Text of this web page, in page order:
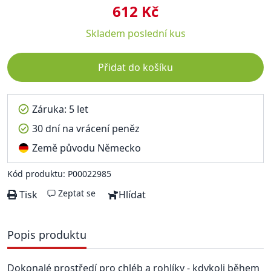
612 Kč
Skladem poslední kus
Přidat do košíku
Záruka: 5 let
30 dní na vrácení peněz
Země původu Německo
Kód produktu: P00022985
Tisk Zeptat se Hlídat
Popis produktu
Dokonalé prostředí pro chléb a rohlíky - kdykoli během